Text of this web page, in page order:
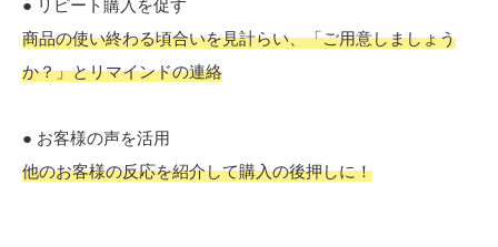
商品の使い終わる頃合いを見計らい、「ご用意しましょう
か？」とリマインドの連絡
● お客様の声を活用
他のお客様の反応を紹介して購入の後押しに！